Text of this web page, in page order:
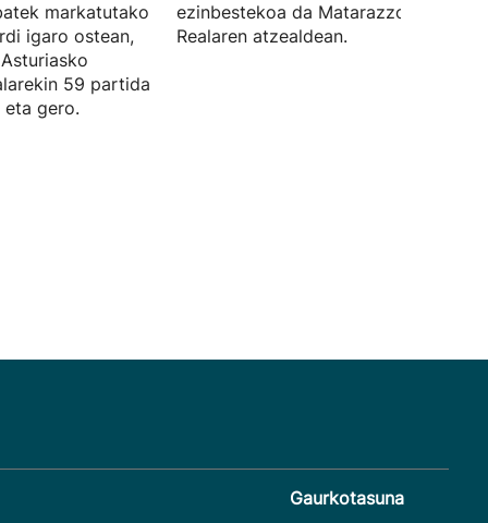
markatutako
igaro ostean,
59 partida
gero.
ezinbestekoa da Matarazzorentzat
Realaren atzealdean.
Gaurkotasuna